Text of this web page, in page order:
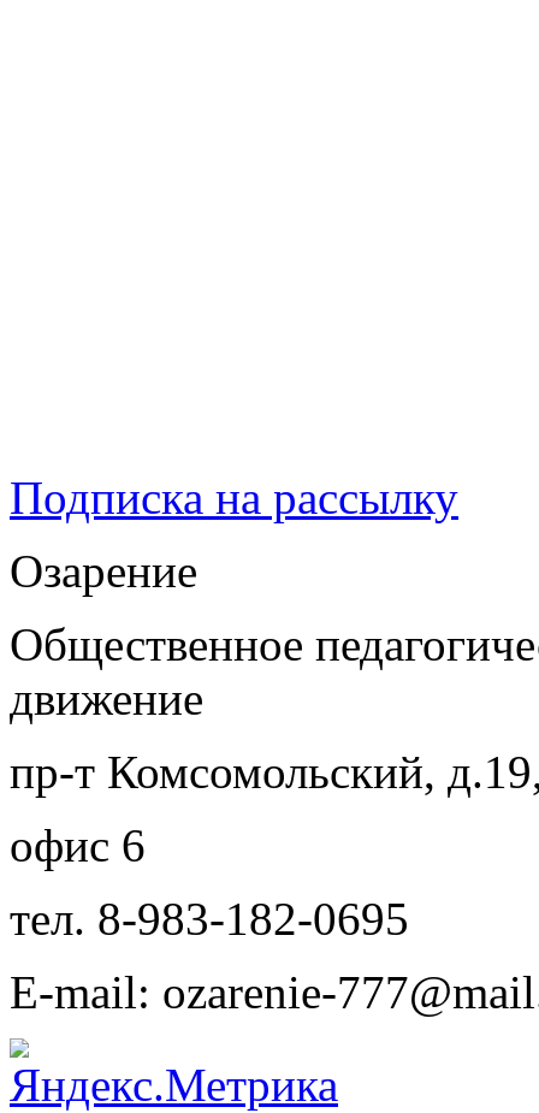
Подписка на рассылку
Озарение
Общественное
движение
пр-т Комсомольский,
офис 6
тел. 8-983-182-0695
E-mail: ozarenie-